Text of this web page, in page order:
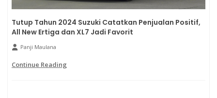
Tutup Tahun 2024 Suzuki Catatkan Penjualan Positif,
All New Ertiga dan XL7 Jadi Favorit
Panji Maulana
Continue Reading